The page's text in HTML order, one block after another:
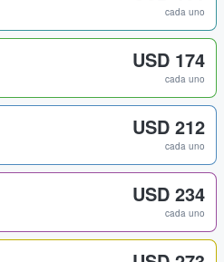
cada uno
USD 174
cada uno
USD 212
cada uno
USD 234
cada uno